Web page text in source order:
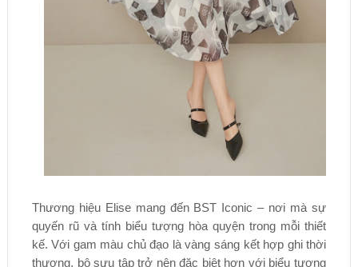
Thương hiệu Elise mang đến BST Iconic – nơi mà sự
quyến rũ và tính biểu tượng hòa quyện trong mỗi thiết
kế. Với gam màu chủ đạo là vàng sáng kết hợp ghi thời
thượng, bộ sưu tập trở nên đặc biệt hơn với biểu tượng